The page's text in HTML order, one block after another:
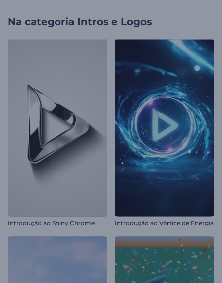
Na categoria Intros e Logos
Introdução ao Shiny Chrome Introdução ao Vórtice de Energia